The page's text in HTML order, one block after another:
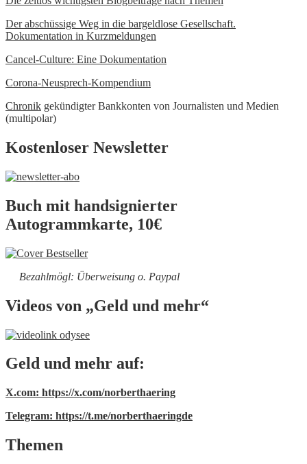
Der abschüssige Weg in die bargeldlose Gesellschaft.
Dokumentation in Kurzmeldungen
Cancel-Culture: Eine Dokumentation
Corona-Neusprech-Kompendium
Chronik gekündigter Bankkonten von Journalisten und Medien
(multipolar)
Kostenloser Newsletter
Buch mit handsignierter
Autogrammkarte, 10€
Bezahlmögl: Überweisung o. Paypal
Videos von „Geld und mehr“
Geld und mehr auf:
X.com: https://x.com/norberthaering
Telegram: https://t.me/norberthaeringde
Themen